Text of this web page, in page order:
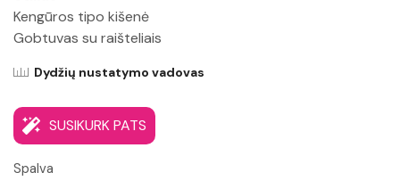
Kengūros tipo kišenė
Gobtuvas su raišteliais
Dydžių nustatymo vadovas
SUSIKURK PATS
Spalva